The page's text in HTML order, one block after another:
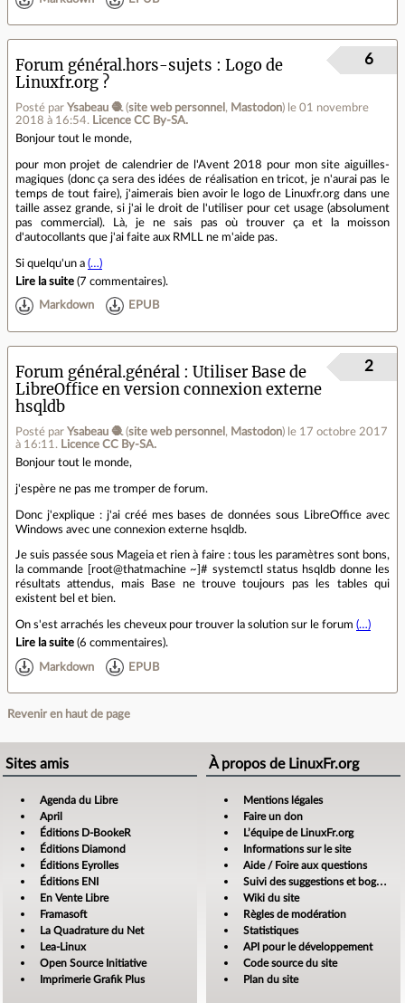
Forum général.hors-sujets
Logo de
Linuxfr.org ?
Posté par Ysabeau 🧶(site web personnel , Mastodon) le 01 novembre
2018 à 16:54. Licence CC By‑SA.
6
Bonjour tout le monde,
pour mon projet de calendrier de l'Avent 2018 pour mon site aiguilles-
magiques (donc ça sera des idées de réalisation en tricot, je n'aurai pas le
temps de tout faire), j'aimerais bien avoir le logo de Linuxfr.org dans une
taille assez grande, si j'ai le droit de l'utiliser pour cet usage (absolument
pas commercial). Là, je ne sais pas où trouver ça et la moisson
d'autocollants que j'ai faite aux RMLL ne m'aide pas.
Si quelqu'un a (…)
Lire la suite (7 commentaires).
Markdown EPUB
Forum général.général
Utiliser Base de
LibreOffice en version connexion externe
hsqldb
Posté par Ysabeau 🧶 (site web personnel , Mastodon) le 17 octobre 2017
à 16:11 . Licence CC By‑SA.
2
Bonjour tout le monde,
j'espère ne pas me tromper de forum.
Donc j'explique : j'ai créé mes bases de données sous LibreOffice avec
Windows avec une connexion externe hsqldb.
Je suis passée sous Mageia et rien à faire : tous les paramètres sont bons,
la commande [root@thatmachine ~]# systemctl status hsqldb donne les
résultats attendus, mais Base ne trouve toujours pas les tables qui
existent bel et bien.
On s'est arrachés les cheveux pour trouver la solution sur le forum (…)
Lire la suite (6 commentaires).
Markdown EPUB
Revenir en haut de page
Sites amis
Agenda du Libre
April
Éditions D-BookeR
Éditions Diamond
Éditions Eyrolles
Éditions ENI
En Vente Libre
Framasoft
La Quadrature du Net
Lea-Linux
Open Source Initiative
Imprimerie Grafik Plus
À propos de LinuxFr.org
Mentions légales
Faire un don
L’équipe de LinuxFr.org
Informations sur le site
Aide / Foire aux questions
Suivi des suggestions et bogues
Wiki du site
Règles de modération
Statistiques
API pour le développement
Code source du site
Plan du site